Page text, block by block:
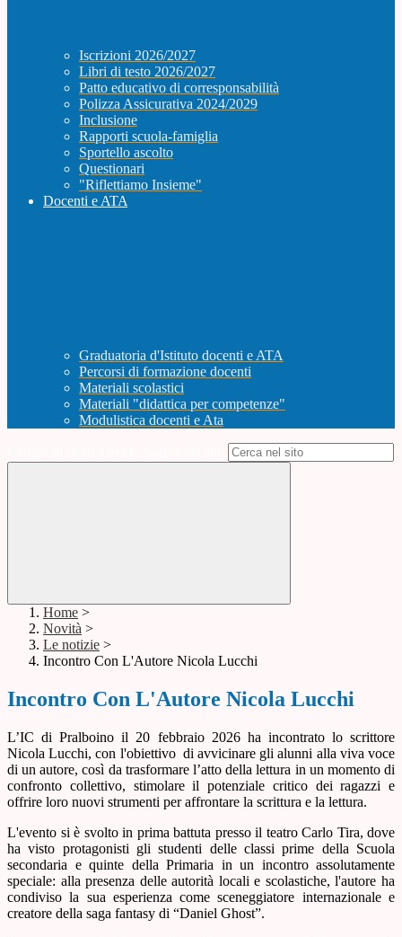
Iscrizioni 2026/2027
Libri di testo 2026/2027
Patto educativo di corresponsabilità
Polizza Assicurativa 2024/2029
Inclusione
Rapporti scuola-famiglia
Sportello ascolto
Questionari
"Riflettiamo Insieme"
Docenti e ATA
Graduatoria d'Istituto docenti e ATA
Percorsi di formazione docenti
Materiali scolastici
Materiali "didattica per competenze"
Modulistica docenti e Ata
Home >
Novità >
Le notizie >
Incontro Con L'Autore Nicola Lucchi
Incontro Con L'Autore Nicola Lucchi
L’IC di Pralboino il 20 febbraio 2026 ha incontrato lo scrittore
Nicola Lucchi, con l'obiettivo di avvicinare gli alunni alla viva voce
di un autore, così da trasformare l’atto della lettura in un momento di
confronto collettivo, stimolare il potenziale critico dei ragazzi e
offrire loro nuovi strumenti per affrontare la scrittura e la lettura.
L'evento si è svolto in prima battuta presso il teatro Carlo Tira, dove
ha visto protagonisti gli studenti delle classi prime della Scuola
secondaria e quinte della Primaria in un incontro assolutamente
speciale: alla presenza delle autorità locali e scolastiche, l'autore ha
condiviso la sua esperienza come sceneggiatore internazionale e
creatore della saga fantasy di “Daniel Ghost”.